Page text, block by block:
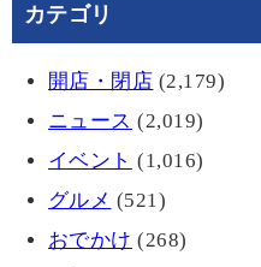
カテゴリ
開店・閉店 (2,179)
ニュース (2,019)
イベント (1,016)
グルメ (521)
おでかけ (268)